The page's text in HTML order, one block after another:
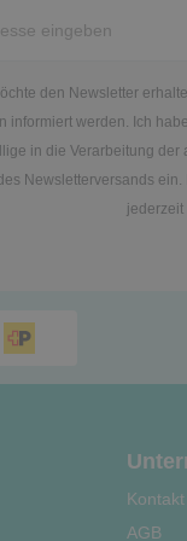
den Newsletter
informiert werden. Ich
in die Verarbeitung
Newsletterversands
jederzeit
Kontakt
AGB